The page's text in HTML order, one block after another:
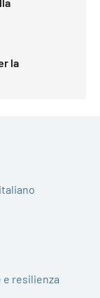
la
e resilienza